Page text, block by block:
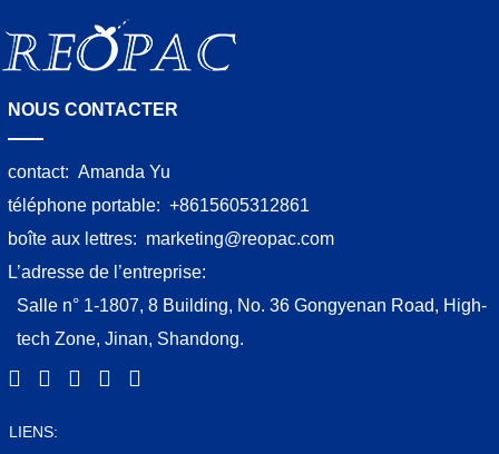
NOUS CONTACTER
contact: Amanda Yu
téléphone portable: +8615605312861
boîte aux lettres: marketing@reopac.com
L’adresse de l’entreprise:
Salle n° 1-1807, 8 Building, No. 36 Gongyenan Road, High-
tech Zone, Jinan, Shandong.
LIENS: